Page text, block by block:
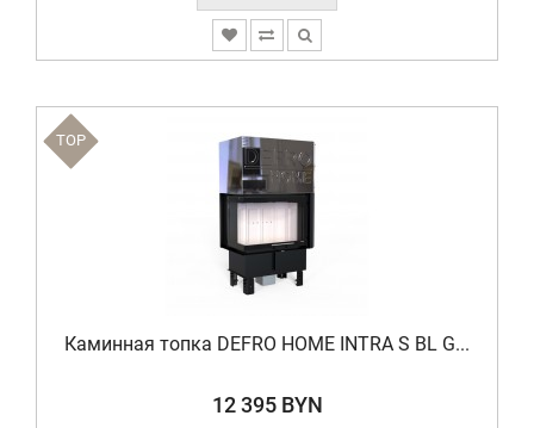
TOP
Каминная топка DEFRO HOME INTRA S BL G...
12 395 BYN